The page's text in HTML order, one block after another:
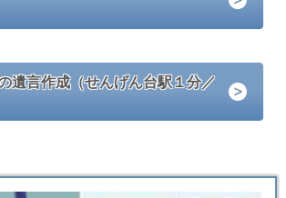
遺言作成（せんげん台駅１分／